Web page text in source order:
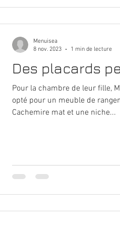
Des placards
Pour la chambre de leur fille,
opté pour un meuble de
Cachemire mat et une niche...
Menuisea
8 nov. 2023
1 min de lecture